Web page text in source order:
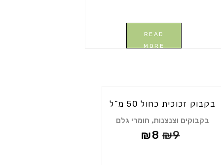
READ
MORE
בקבוק זכוכית כחול 50 מ”ל
בקבוקים וצנצנות, חומרי גלם
₪9
₪8